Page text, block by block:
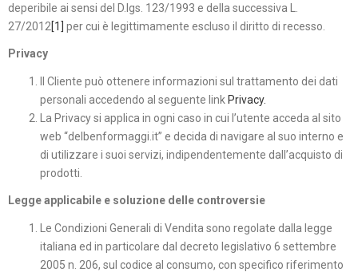
deperibile ai sensi del D.lgs. 123/1993 e della successiva L.
27/2012[1] per cui è legittimamente escluso il diritto di recesso.
Privacy
Il Cliente può ottenere informazioni sul trattamento dei dati
personali accedendo al seguente linkPrivacy.
La Privacy si applica in ogni caso in cui l’utente acceda al sito
web “delbenformaggi.it” e decida di navigare al suo interno e
di utilizzare i suoi servizi, indipendentemente dall’acquisto di
prodotti.
Legge applicabile e soluzione delle controversie
Le Condizioni Generali di Vendita sono regolate dalla legge
italiana ed in particolare dal decreto legislativo 6 settembre
2005 n. 206, sul codice al consumo, con specifico riferimento